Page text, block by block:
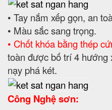
• Tay nắm xếp gọn, an
• Màu sắc sang trọng.
• Chốt khóa bằng thép
toàn được bố trí 4 hướng
nạy phá két.
Công Nghệ sơn: